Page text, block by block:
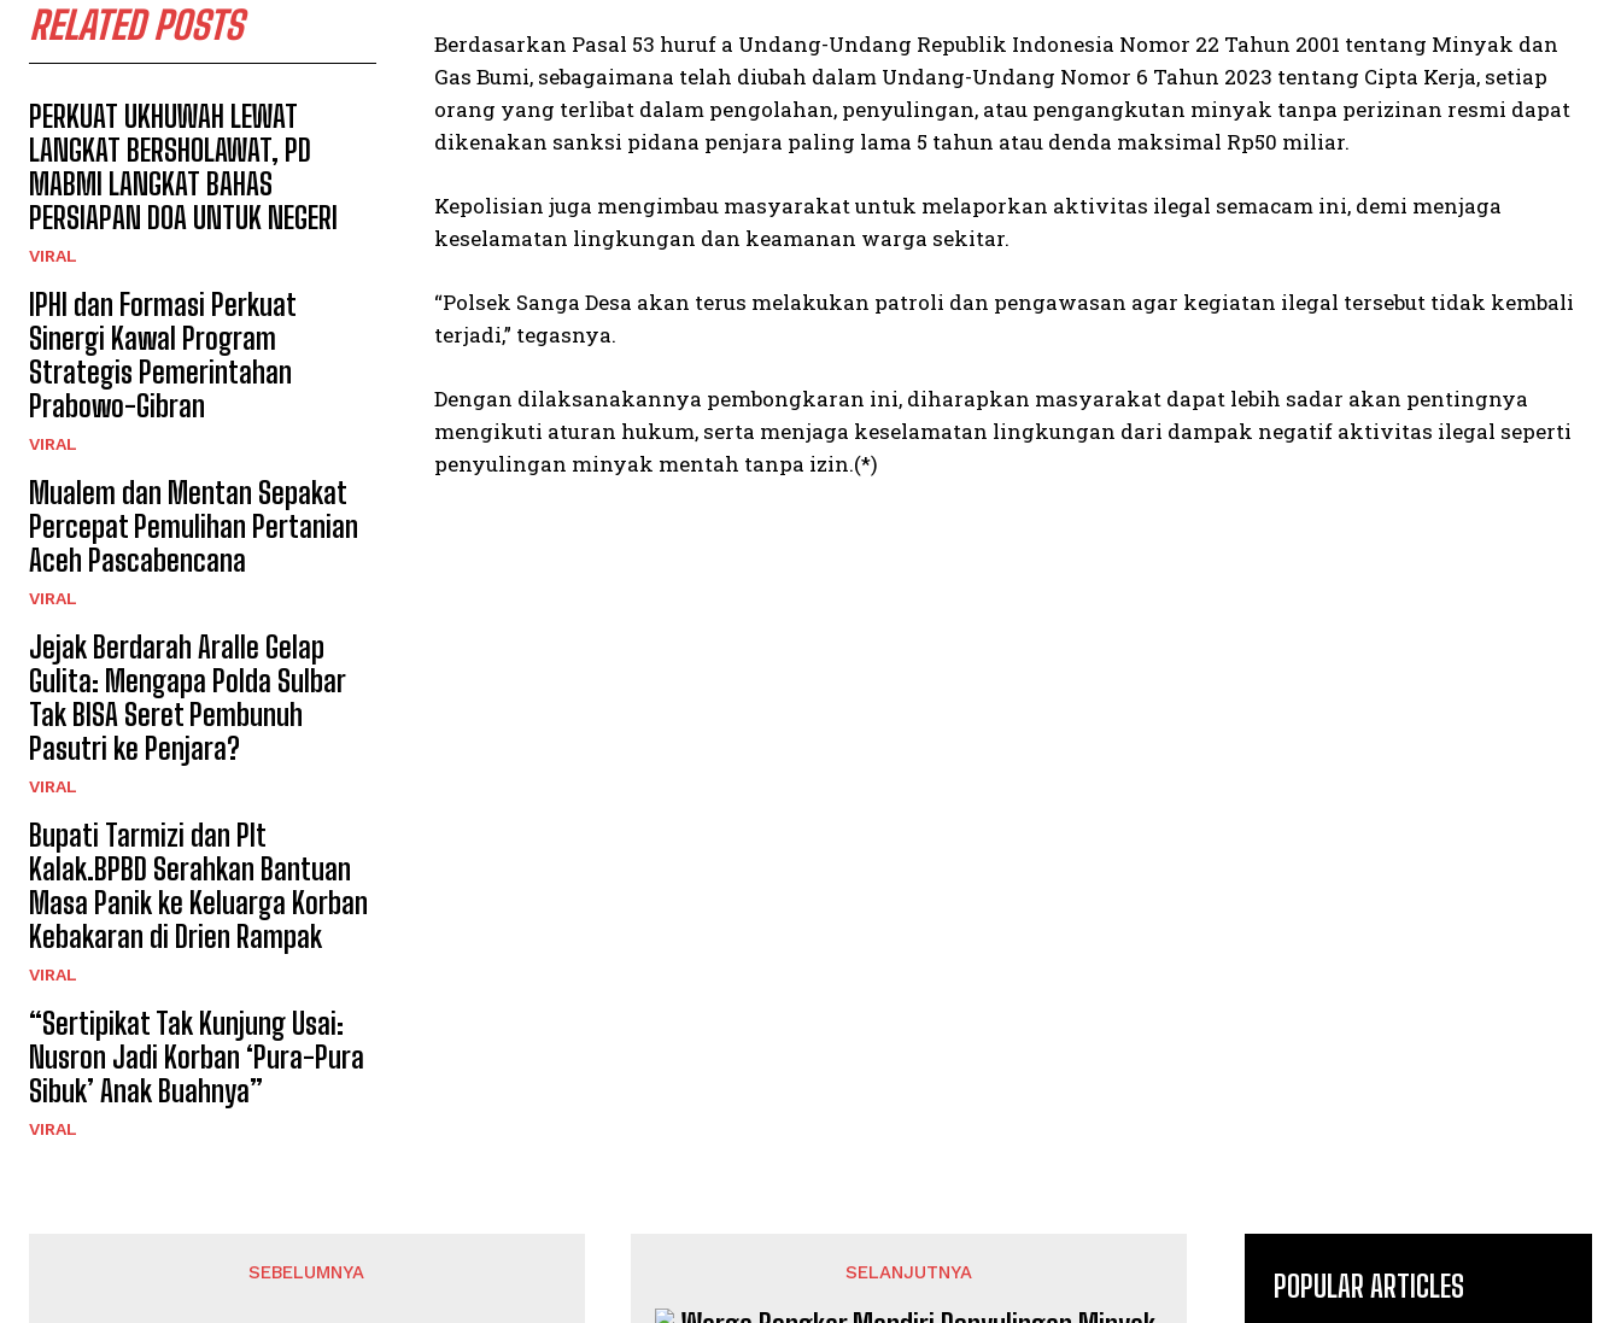
RELATED POSTS
PERKUAT UKHUWAH LEWAT
LANGKAT BERSHOLAWAT, PD
MABMI LANGKAT BAHAS
PERSIAPAN DOA UNTUK NEGERI
VIRAL
IPHI dan Formasi Perkuat
Sinergi Kawal Program
Strategis Pemerintahan
Prabowo-Gibran
VIRAL
Mualem dan Mentan Sepakat
Percepat Pemulihan Pertanian
Aceh Pascabencana
VIRAL
Jejak Berdarah Aralle Gelap
Gulita: Mengapa Polda Sulbar
Tak BISA Seret Pembunuh
Pasutri ke Penjara?
VIRAL
Bupati Tarmizi dan Plt
Kalak.BPBD Serahkan Bantuan
Masa Panik ke Keluarga Korban
Kebakaran di Drien Rampak
VIRAL
“Sertipikat Tak Kunjung Usai:
Nusron Jadi Korban ‘Pura-Pura
Sibuk’ Anak Buahnya”
VIRAL
Berdasarkan Pasal 53 huruf a Undang-Undang Republik Indonesia Nomor 22 Tahun 2001 tentang Minyak dan
Gas Bumi, sebagaimana telah diubah dalam Undang-Undang Nomor 6 Tahun 2023 tentang Cipta Kerja, setiap
orang yang terlibat dalam pengolahan, penyulingan, atau pengangkutan minyak tanpa perizinan resmi dapat
dikenakan sanksi pidana penjara paling lama 5 tahun atau denda maksimal Rp50 miliar.
Kepolisian juga mengimbau masyarakat untuk melaporkan aktivitas ilegal semacam ini, demi menjaga
keselamatan lingkungan dan keamanan warga sekitar.
“Polsek Sanga Desa akan terus melakukan patroli dan pengawasan agar kegiatan ilegal tersebut tidak kembali
terjadi,” tegasnya.
Dengan dilaksanakannya pembongkaran ini, diharapkan masyarakat dapat lebih sadar akan pentingnya
mengikuti aturan hukum, serta menjaga keselamatan lingkungan dari dampak negatif aktivitas ilegal seperti
penyulingan minyak mentah tanpa izin.(*)
SEBELUMNYA SELANJUTNYA POPULAR ARTICLES